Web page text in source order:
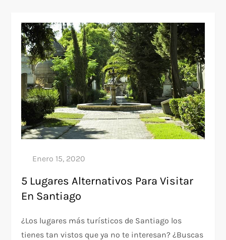
5 Lugares Alternativos Para Visitar
En Santiago
¿Los lugares más turísticos de Santiago los
tienes tan vistos que ya no te interesan? ¿Buscas